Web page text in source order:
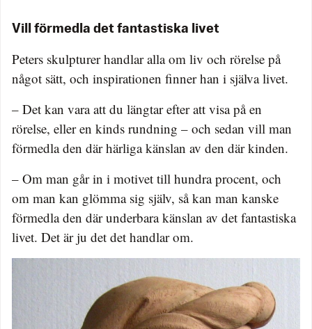
Vill förmedla det fantastiska livet
Peters skulpturer handlar alla om liv och rörelse på
något sätt, och inspirationen finner han i själva livet.
– Det kan vara att du längtar efter att visa på en
rörelse, eller en kinds rundning – och sedan vill man
förmedla den där härliga känslan av den där kinden.
– Om man går in i motivet till hundra procent, och
om man kan glömma sig själv, så kan man kanske
förmedla den där underbara känslan av det fantastiska
livet. Det är ju det det handlar om.